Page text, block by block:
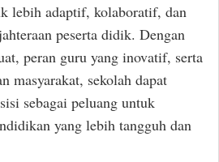
lebih adaptif, kolaboratif, dan
peserta didik. Dengan
peran guru yang inovatif, serta
masyarakat, sekolah dapat
sebagai peluang untuk
yang lebih tangguh dan